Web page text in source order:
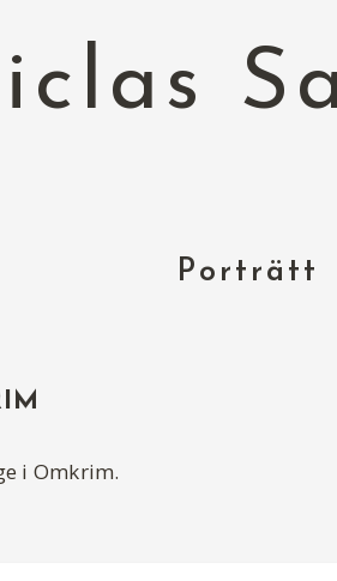
Porträtt
i Omkrim.